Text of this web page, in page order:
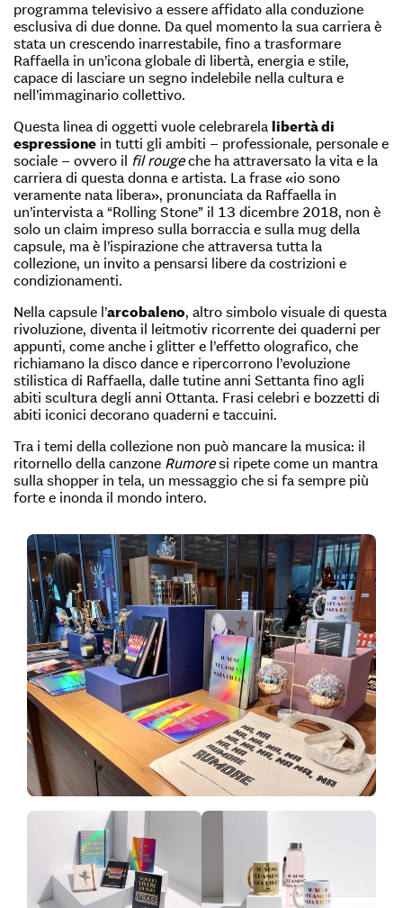
programma televisivo a essere affidato alla conduzione
esclusiva di due donne. Da quel momento la sua carriera è
stata un crescendo inarrestabile, fino a trasformare
Raffaella in un’icona globale di libertà, energia e stile,
capace di lasciare un segno indelebile nella cultura e
nell’immaginario collettivo.
Questa linea di oggetti vuole celebrarela libertà di
espressione in tutti gli ambiti – professionale, personale e
sociale – ovvero il fil rougeche ha attraversato la vita e la
carriera di questa donna e artista. La frase «io sono
veramente nata libera», pronunciata da Raffaella in
un’intervista a “Rolling Stone” il 13 dicembre 2018, non è
solo un claim impreso sulla borraccia e sulla mug della
capsule, ma è l’ispirazione che attraversa tutta la
collezione, un invito a pensarsi libere da costrizioni e
condizionamenti.
Nella capsule l’arcobaleno, altro simbolo visuale di questa
rivoluzione, diventa il leitmotiv ricorrente dei quaderni per
appunti, come anche i glitter e l’effetto olografico, che
richiamano la disco dance e ripercorrono l’evoluzione
stilistica di Raffaella, dalle tutine anni Settanta fino agli
abiti scultura degli anni Ottanta. Frasi celebri e bozzetti di
abiti iconici decorano quaderni e taccuini.
Tra i temi della collezione non può mancare la musica: il
ritornello della canzone Rumoresi ripete come un mantra
sulla shopper in tela, un messaggio che si fa sempre più
forte e inonda il mondo intero.